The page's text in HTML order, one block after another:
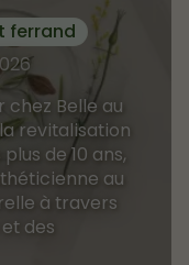
ferrand
chez Belle au
revitalisation
de 10 ans,
au
à travers
des